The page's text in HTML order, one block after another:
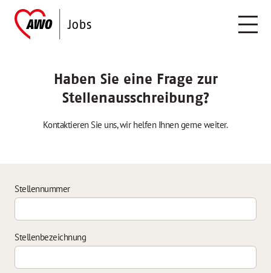
Haben Sie eine Frage zur
Stellenausschreibung?
Kontaktieren Sie uns, wir helfen Ihnen gerne weiter.
Stellennummer
Stellenbezeichnung